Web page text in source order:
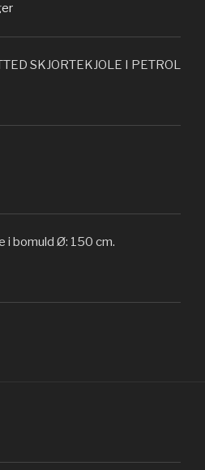
SKJORTEKJOLE I PETROL
bomuld Ø: 150 cm.